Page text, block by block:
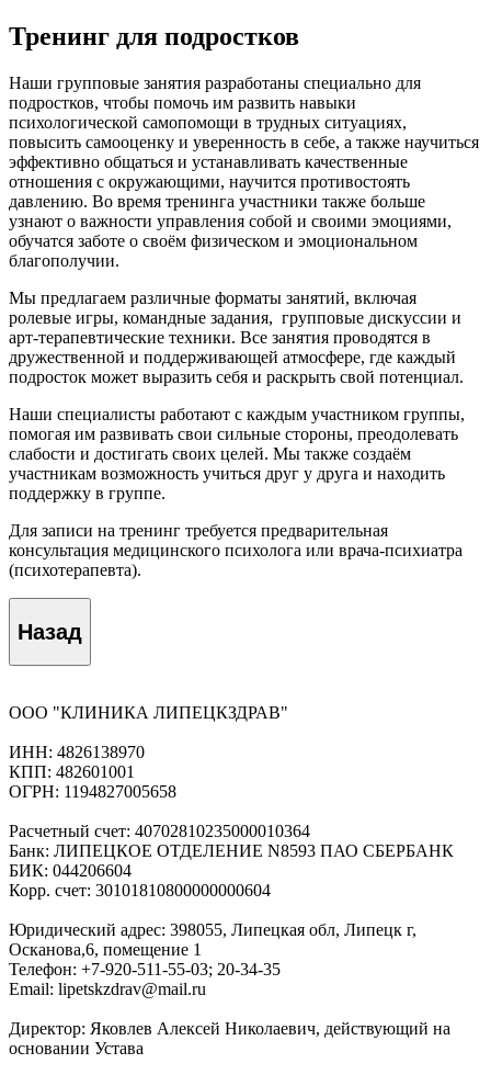
Тренинг для подростков
Наши групповые занятия разработаны специально для
подростков, чтобы помочь им развить навыки
психологической самопомощи в трудных ситуациях,
повысить самооценку и уверенность в себе, а также научиться
эффективно общаться и устанавливать качественные
отношения с окружающими, научится противостоять
давлению. Во время тренинга участники также больше
узнают о важности управления собой и своими эмоциями,
обучатся заботе о своём физическом и эмоциональном
благополучии.
Мы предлагаем различные форматы занятий, включая
ролевые игры, командные задания, групповые дискуссии и
арт-терапевтические техники. Все занятия проводятся в
дружественной и поддерживающей атмосфере, где каждый
подросток может выразить себя и раскрыть свой потенциал.
Наши специалисты работают с каждым участником группы,
помогая им развивать свои сильные стороны, преодолевать
слабости и достигать своих целей. Мы также создаём
участникам возможность учиться друг у друга и находить
поддержку в группе.
Для записи на тренинг требуется предварительная
консультация медицинского психолога или врача-психиатра
(психотерапевта).
Назад
ООО "КЛИНИКА ЛИПЕЦКЗДРАВ"
ИНН: 4826138970
КПП: 482601001
ОГРН: 1194827005658
Расчетный счет: 40702810235000010364
Банк: ЛИПЕЦКОЕ ОТДЕЛЕНИЕ N8593 ПАО СБЕРБАНК
БИК: 044206604
Корр. счет: 30101810800000000604
Юридический адрес: 398055, Липецкая обл, Липецк г,
Осканова,6, помещение 1
Телефон: +7-920-511-55-03; 20-34-35
Email: lipetskzdrav@mail.ru
Директор: Яковлев Алексей Николаевич, действующий на
основании Устава